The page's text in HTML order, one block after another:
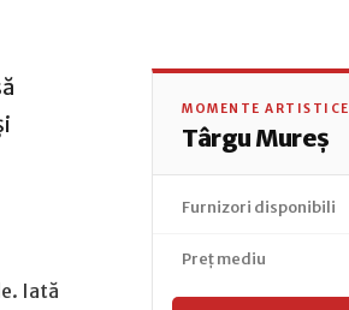
Iată
MOMENTE ARTISTICE
Târgu Mureș
Furnizori disponibili
Preț mediu